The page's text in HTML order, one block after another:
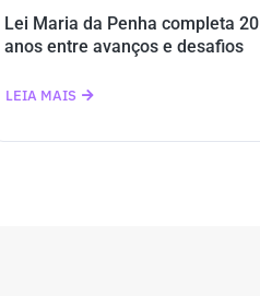
Lei Maria da Penha completa 20
anos entre avanços e desafios
LEIA MAIS